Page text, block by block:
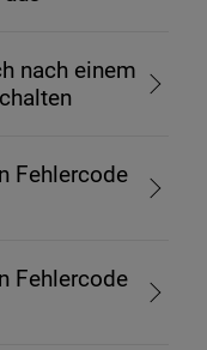
nach einem
Fehlercode
Fehlercode